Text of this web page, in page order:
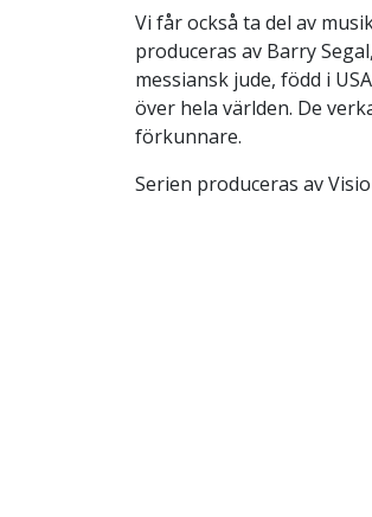
Vi får också ta del av
produceras av Barry
messiansk jude, född i
över hela världen. De
förkunnare.
Serien produceras av